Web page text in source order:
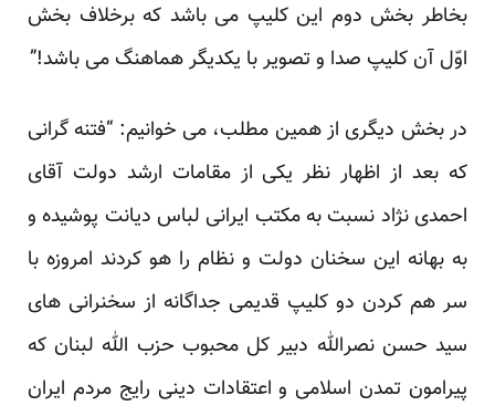
بخاطر بخش دوم این کلیپ می باشد که برخلاف بخش
اوّل آن کلیپ صدا و تصویر با یکدیگر هماهنگ می باشد!”
در بخش دیگری از همین مطلب، می خوانیم: “فتنه گرانی
که بعد از اظهار نظر یکی از مقامات ارشد دولت آقای
احمدی نژاد نسبت به مکتب ایرانی لباس دیانت پوشیده و
به بهانه این سخنان دولت و نظام را هو کردند امروزه با
سر هم کردن دو کلیپ قدیمی جداگانه از سخنرانی های
سید حسن نصرالله دبیر کل محبوب حزب الله لبنان که
پیرامون تمدن اسلامی و اعتقادات دینی رایج مردم ایران